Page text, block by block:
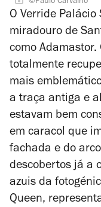
©Paulo Carvalho
O Verride
miradouro de
como
totalmente
mais
a traça antiga e
estavam bem
em caracol que
fachada e do
descobertos já a
azuis da
Queen,